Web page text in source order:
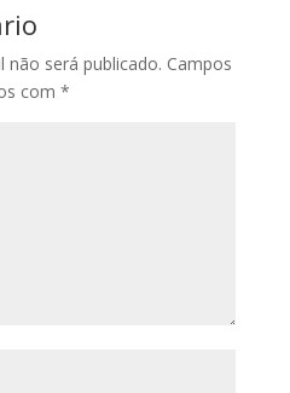
não será publicado. Campos
com *